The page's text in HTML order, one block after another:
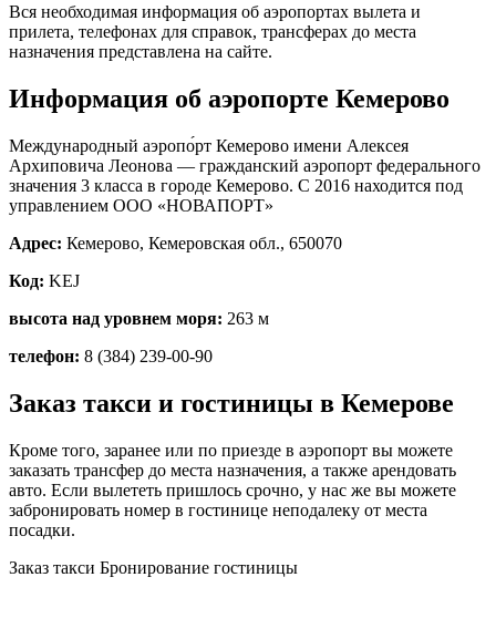
Вся необходимая информация об аэропортах вылета и
прилета, телефонах для справок, трансферах до места
назначения представлена на сайте.
Информация об аэропорте Кемерово
Международный аэропо́рт Кемерово имени Алексея
Архиповича Леонова — гражданский аэропорт федерального
значения 3 класса в городе Кемерово. С 2016 находится под
управлением ООО «НОВАПОРТ»
Адрес: Кемерово, Кемеровская обл., 650070
Код: KEJ
высота над уровнем моря: 263 м
телефон: 8 (384) 239-00-90
Заказ такси и гостиницы в Кемерове
Кроме того, заранее или по приезде в аэропорт вы можете
заказать трансфер до места назначения, а также арендовать
авто. Если вылететь пришлось срочно, у нас же вы можете
забронировать номер в гостинице неподалеку от места
посадки.
Заказ такси Бронирование гостиницы